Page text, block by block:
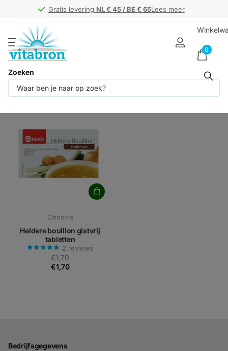
Gratis levering NL € 45 / BE € 65Lees meer
Gratis levering NL € 45 / BE € 65
Zoeken
0
Producten (1)
Cenovis
Heldere bouillon gistvrij
tabletten
2 reviews
€1,79
€1,70
Bedrijfsgegevens